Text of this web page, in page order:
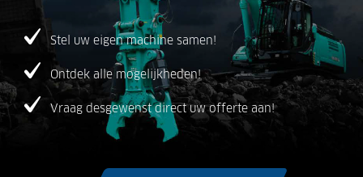
Stel uw eigen machine samen!
Ontdek alle mogelijkheden!
Vraag desgewenst direct uw offerte aan!